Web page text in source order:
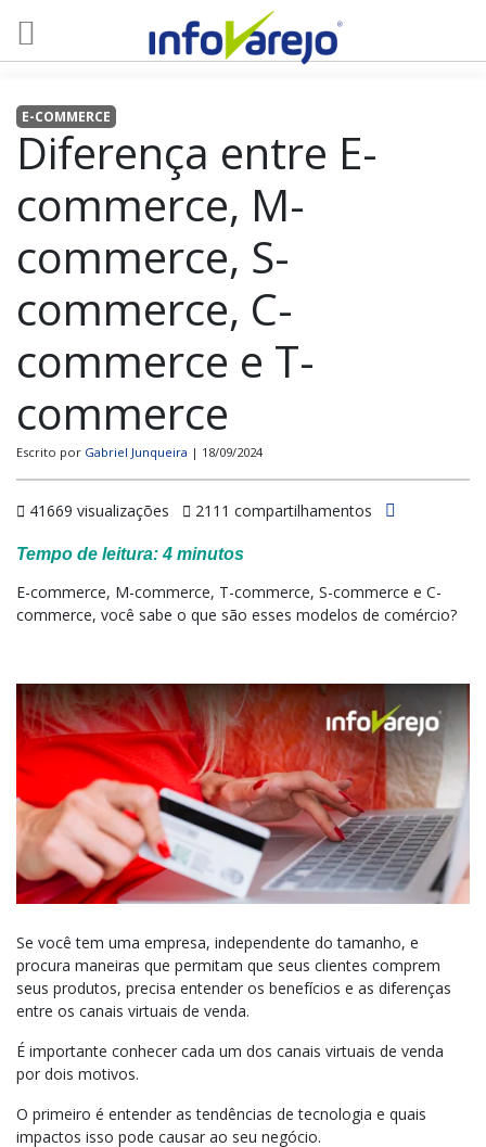
E-COMMERCE
Diferença entre E-
commerce, M-
commerce, S-
commerce, C-
commerce e T-
commerce
Escrito por Gabriel Junqueira | 18/09/2024
41669 visualizações 2111 compartilhamentos
Tempo de leitura: 4 minutos
E-commerce, M-commerce, T-commerce, S-commerce e C-
commerce, você sabe o que são esses modelos de comércio?
Se você tem uma empresa, independente do tamanho, e
procura maneiras que permitam que seus clientes comprem
seus produtos, precisa entender os benefícios e as diferenças
entre os canais virtuais de venda.
É importante conhecer cada um dos canais virtuais de venda
por dois motivos.
O primeiro é entender as tendências de tecnologia e quais
impactos isso pode causar ao seu negócio.